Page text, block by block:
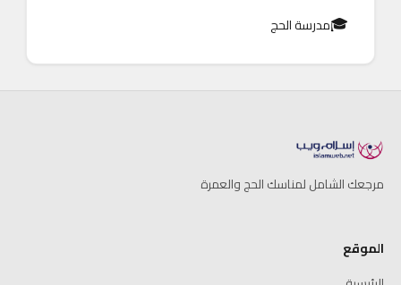
🎓مدرسة الحج
مرجعك الشامل لمناسك الحج والعمرة
الموقع